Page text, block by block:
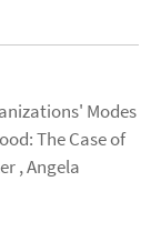
Modes
The Case of
, Angela